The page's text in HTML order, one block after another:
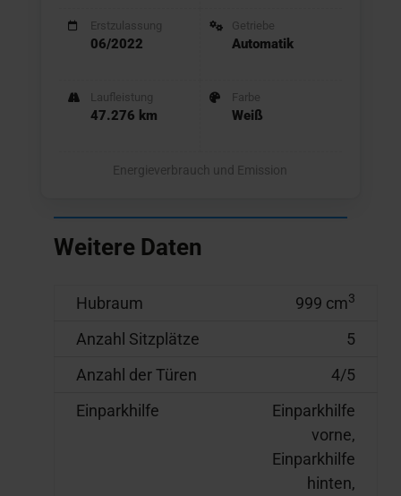
Erstzulassung
06/2022
Laufleistung
47.276 km
Getriebe
Automatik
Farbe
Weiß
Energieverbrauch und Emission
Weitere Daten
Hubraum 999 cm3
Anzahl Sitzplätze
5
Anzahl der Türen
4/5
Einparkhilfe
Einparkhilfe
vorne,
Einparkhilfe
hinten,